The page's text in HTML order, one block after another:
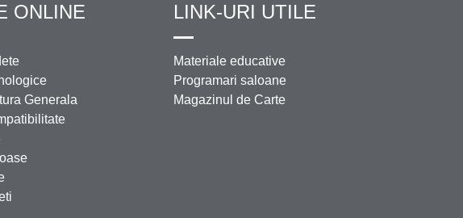
ONLINE
Generala
LINK-URI UTILE
Materiale educative
Programari saloane
Magazinul de Carte